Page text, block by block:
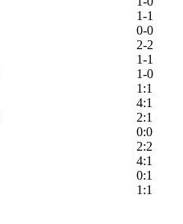
1-1
0-0
2-2
1-1
1-0
1:1
4:1
2:1
0:0
2:2
4:1
0:1
1:1